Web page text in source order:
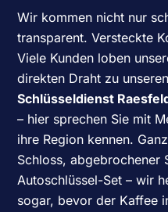
Wir kommen nicht nur
transparent. Versteckte
Viele Kunden loben
direkten Draht zu
Schlüsseldienst
– hier sprechen Sie mit
ihre Region kennen.
Schloss, abgebrochener
Autoschlüssel-Set – wir
sogar, bevor der Kaffee